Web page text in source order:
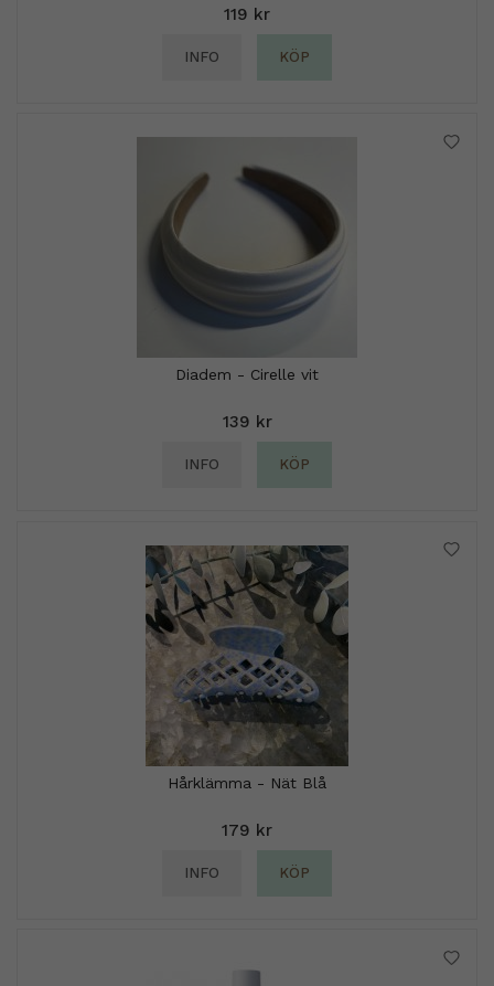
119 kr
INFO KÖP
Diadem - Cirelle vit
139 kr
INFO KÖP
Hårklämma - Nät Blå
179 kr
INFO KÖP